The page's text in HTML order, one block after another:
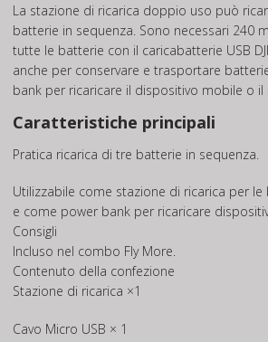
La stazione di ricarica doppio uso può
batterie in sequenza. Sono necessari 240
tutte le batterie con il caricabatterie USB
anche per conservare e trasportare
bank per ricaricare il dispositivo mobile o il
Caratteristiche principali
Pratica ricarica di tre batterie in sequenza.
Utilizzabile come stazione di ricarica per le
e come power bank per ricaricare
Consigli
Incluso nel combo Fly More.
Contenuto della confezione
Stazione di ricarica ×1
Cavo Micro USB × 1